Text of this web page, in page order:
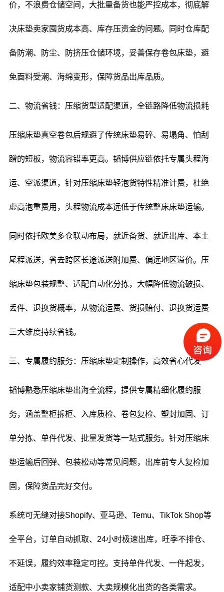
价，不浪费仓储空间，大批量备货也能严控成本，彻底解
决床垫卖家囤货成本高、库存压资金的问题。同时仓库配
备防潮、防尘、防挤压仓储环境，妥善保存卷包床垫，避
免面料受潮、海绵变形，保障货品出库品质。
二、物流省钱：压缩货型适配渠道，全链路降低物流损耗
压缩床垫真空卷包后规避了传统床垫易碎、易塌角、怕刮
蹭的短板，物流容错率更高。韬博供应链依托专属头程海
运、空派渠道，针对压缩床垫轻泡货特性精准计费，杜绝
虚高泡重费用，头程物流成本远低于传统整床床垫运输。
同时依托欧美多仓联动布局，就近备货、就近出库、本土
尾程派送，省去跨区长途派送附加费、偏远地区溢价。压
缩床垫包装规整、适配自动化分拣，大幅降低物流破损、
丢件、退换货概率，从物流运费、货损赔付、退换货运费
三大维度持续省钱。
三、专属履约服务：压缩床垫定制操作，高效省心代发
韬博熟悉压缩床垫出海全流程，提供专属精细化履约服
务，涵盖整柜拆柜、入库质检、卷包复检、塑封加固、订
单分拣、单件代发、批量发货等一站式服务。针对压缩床
垫运输后回弹、包装松动等常见问题，出库前专人复检加
固，保障货品完好交付。
系统可无缝对接Shopify、亚马逊、Temu、TikTok Shop等
全平台，订单自动抓取、24小时极速出库，旺季不排仓、
不延误，履约效率稳定可控。支持单件代发、一件起发，
适配中小卖家铺货测款、大卖规模化出货的各类需求。